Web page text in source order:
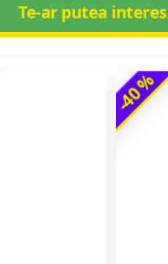
Te-ar putea
-40 %